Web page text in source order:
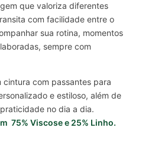
que valoriza diferentes
com facilidade entre o
sua rotina, momentos
sempre com
com passantes para
e estiloso, além de
no dia a dia.
75% Viscose e 25% Linho.